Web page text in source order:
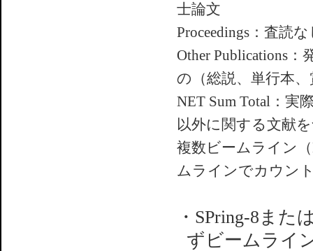
士論文
Proceedings：査読
Other Publications
の（総説、単行本
NET Sum Total：実
以外に関する文献
複数ビームライン
ムラインでカウン
・SPring-8ま
ずビームライ